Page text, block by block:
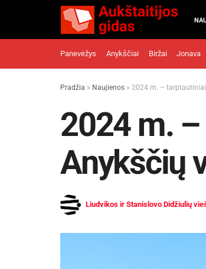
Panevėžys Anykščiai Biržai Jonava
Pradžia » Naujienos » 2024 m. –
2024 m.
Anykščių
Liudvikos ir Stanislovo Didžiulių